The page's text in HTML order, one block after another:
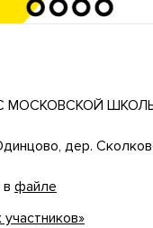
МОСКОВСКОЙ
дер.
файле